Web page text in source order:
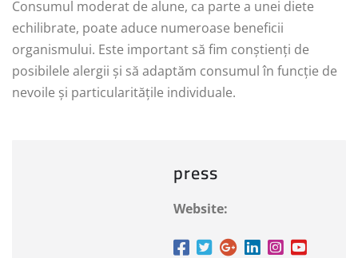
Consumul moderat de alune, ca parte a unei diete
echilibrate, poate aduce numeroase beneficii
organismului. Este important să fim conștienți de
posibilele alergii și să adaptăm consumul în funcție de
nevoile și particularitățile individuale.
press
Website: